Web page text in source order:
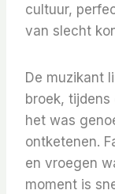
cultuur,
van slecht
De muzikant
broek, tijdens
het was
ontketenen.
en vroegen
moment is